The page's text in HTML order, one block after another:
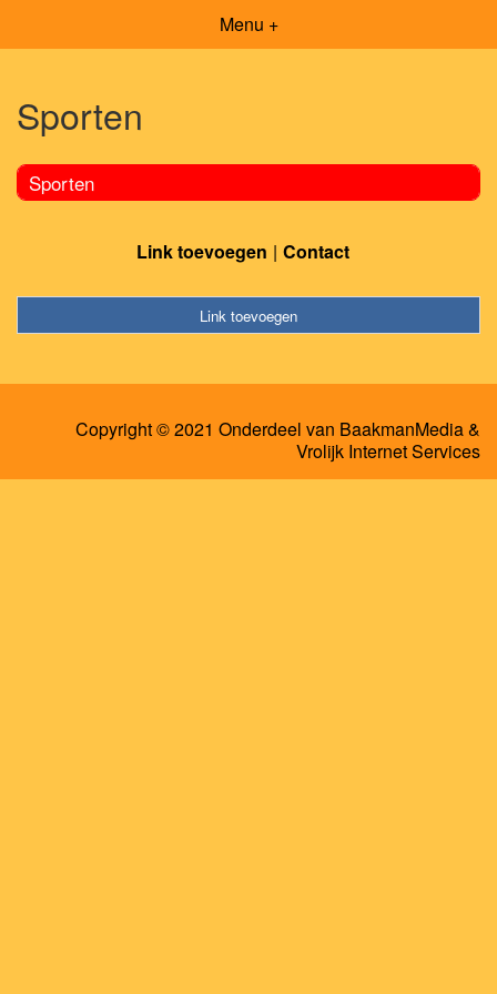
Menu +
Sporten
Sporten
Link toevoegen Contact
Link toevoegen
Copyright © 2021 Onderdeel van BaakmanMedia&
Vrolijk Internet Services